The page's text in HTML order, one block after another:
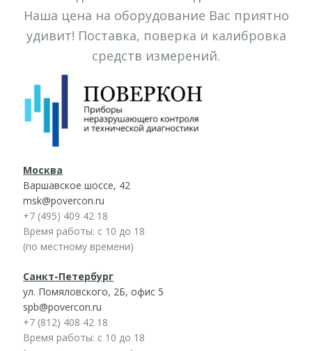
Наша цена на оборудование Вас приятно
удивит! Поставка, поверка и калибровка
средств измерений.
Москва
Варшавское шоссе, 42
msk@povercon.ru
+7 (495) 409 42 18
Время работы: с 10 до 18
(по местному времени)
Санкт-Петербург
ул. Помяловского, 2Б, офис 5
spb@povercon.ru
+7 (812) 408 42 18
Время работы: с 10 до 18